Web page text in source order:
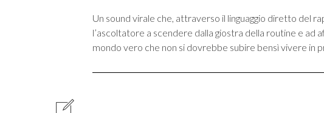
Un sound virale che, attraverso il linguaggio diretto del
l’ascoltatore a scendere dalla giostra della routine e ad
mondo vero che non si dovrebbe subire bensì vivere in